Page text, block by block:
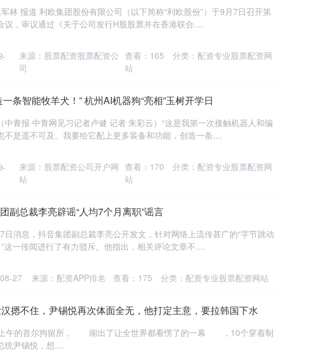
林 报道 利欧集团股份有限公司（以下简称“利欧股份”）于9月7日召开第
议，审议通过《关于公司发行H股股票并在香港联合....
来源：股票配资股票配资公
司
查看： 165 分类： 配资专业股票配资网
站
条智能牧羊犬！” 杭州AI机器狗“亮相”玉树开学日
中青报·中青网见习记者卢健 记者 朱彩云）“这是我第一次接触机器人和编
不是遥不可及。我要给它配上更多装备和功能，创造一条....
来源：股票配资公司开户网
站
查看： 170 分类： 配资专业股票配资网
站
副总裁李亮辟谣“人均7个月离职”谣言
消息，抖音集团副总裁李亮公开发文，针对网络上流传甚广的“字节跳动
这一传闻进行了有力驳斥。他指出，相关评论文章不....
27 来源：配资APP排名 查看： 175 分类： 配资专业股票配资网站
摁不住，尹锡悦再次体面全无，他打定主意，要拉韩国下水
首尔拘留所， 闹出了让全世界都看愣了的一幕 ，10个穿着制
统尹锡悦，想....